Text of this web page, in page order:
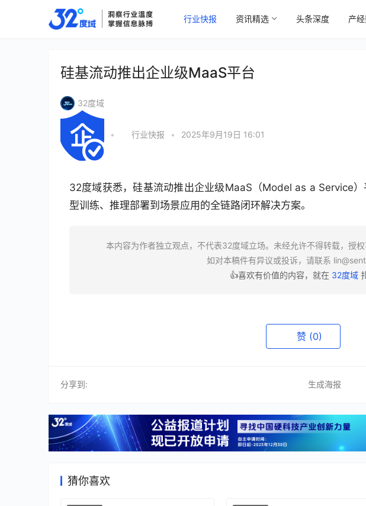
行业快报 资讯精选 头条深度 产
硅基流动推出企业级MaaS平台
32度域
• 行业快报 • 2025年9月19日 16:01
32度域获悉，硅基流动推出企业级MaaS（Model as a Service
型训练、推理部署到场景应用的全链路闭环解决方案。
本内容为作者独立观点，不代表32度域立场。未经允许不得转载，授
如对本稿件有异议或投诉，请联系
👍喜欢有价值的内容，就在 32度域
赞 (0)
分享到: 生成海报
猜你喜欢